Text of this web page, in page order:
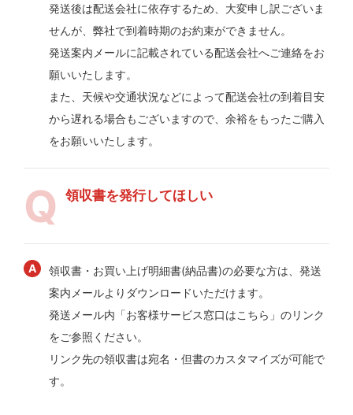
発送後は配送会社に依存するため、大変申し訳ございま
せんが、弊社で到着時期のお約束ができません。
発送案内メールに記載されている配送会社へご連絡をお
願いいたします。
また、天候や交通状況などによって配送会社の到着目安
から遅れる場合もございますので、余裕をもったご購入
をお願いいたします。
領収書を発行してほしい
領収書・お買い上げ明細書(納品書)の必要な方は、発送
案内メールよりダウンロードいただけます。
発送メール内「お客様サービス窓口はこちら」のリンク
をご参照ください。
リンク先の領収書は宛名・但書のカスタマイズが可能で
す。